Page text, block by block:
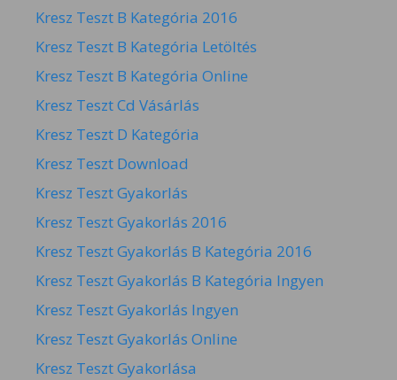
Kresz Teszt B Kategória 2016
Kresz Teszt B Kategória Letöltés
Kresz Teszt B Kategória Online
Kresz Teszt Cd Vásárlás
Kresz Teszt D Kategória
Kresz Teszt Download
Kresz Teszt Gyakorlás
Kresz Teszt Gyakorlás 2016
Kresz Teszt Gyakorlás B Kategória 2016
Kresz Teszt Gyakorlás B Kategória Ingyen
Kresz Teszt Gyakorlás Ingyen
Kresz Teszt Gyakorlás Online
Kresz Teszt Gyakorlása